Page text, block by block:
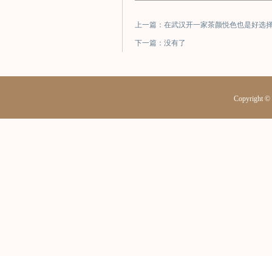
上一篇：在武汉开一家茶颜悦色也是好选
下一篇：没有了
Copyright